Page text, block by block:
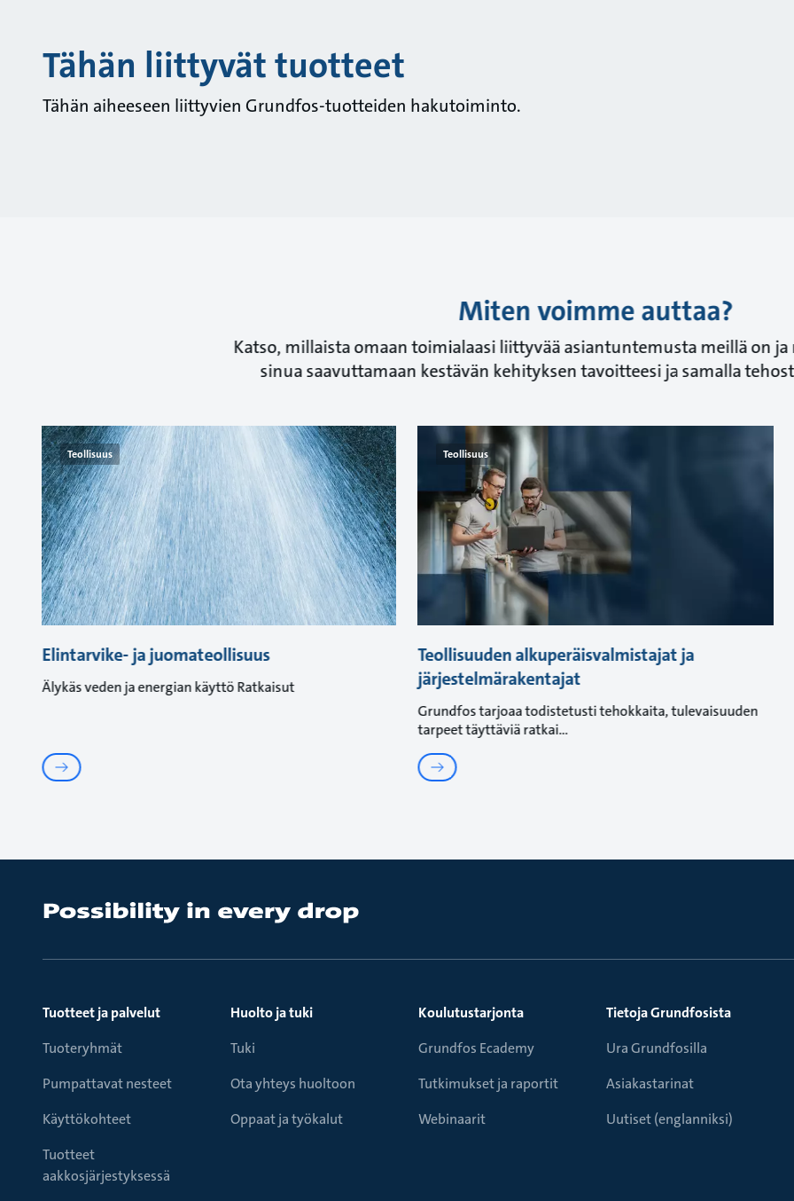
Tähän liittyvät tuotteet
Tähän aiheeseen liittyvien Grundfos-tuotteiden hakutoiminto.
Miten voimme auttaa?
Katso, millaista omaan toimialaasi liittyvää asiantuntemusta meillä on
sinua saavuttamaan kestävän kehityksen tavoitteesi ja samalla
Teollisuus
Elintarvike‑ ja juomateollisuus
Älykäs veden ja energian käyttö Ratkaisut
Teollisuus
Teollisuuden alkuperäisvalmistajat ja
järjestelmärakentajat
Grundfos tarjoaa todistetusti tehokkaita, tulevaisuuden
tarpeet täyttäviä ratkai
Tuotteet ja palvelut
Tuoteryhmät
Pumpattavat nesteet
Käyttökohteet
Tuotteet
aakkosjärjestyksessä
Huolto ja tuki
Tuki
Ota yhteys huoltoon
Oppaat ja työkalut
Koulutustarjonta
Grundfos Ecademy
Tutkimukset ja raportit
Webinaarit
Tietoja Grundfosista
Ura Grundfosilla
Asiakastarinat
Uutiset (englanniksi)